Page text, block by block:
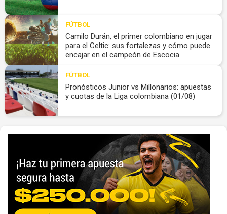
FÚTBOL
Camilo Durán, el primer colombiano en jugar
para el Celtic: sus fortalezas y cómo puede
encajar en el campeón de Escocia
FÚTBOL
Pronósticos Junior vs Millonarios: apuestas
y cuotas de la Liga colombiana (01/08)